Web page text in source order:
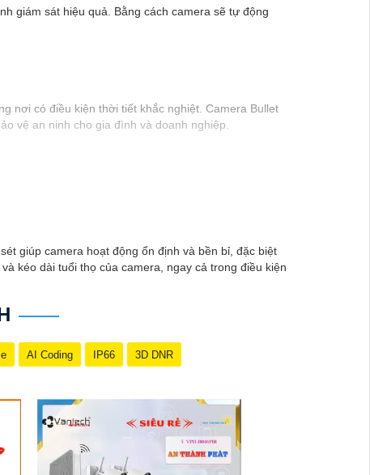
giám sát hiệu quả. Bằng cách camera sẽ tự động
nơi có điều kiện thời tiết khắc nghiệt. Camera Bullet
vệ an ninh cho gia đình và doanh nghiệp.
giúp camera hoạt động ổn định và bền bỉ, đặc biệt
kéo dài tuổi thọ của camera, ngay cả trong điều kiện
AI Coding IP66 3D DNR